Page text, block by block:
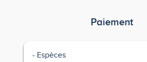
Paiement
Espèces